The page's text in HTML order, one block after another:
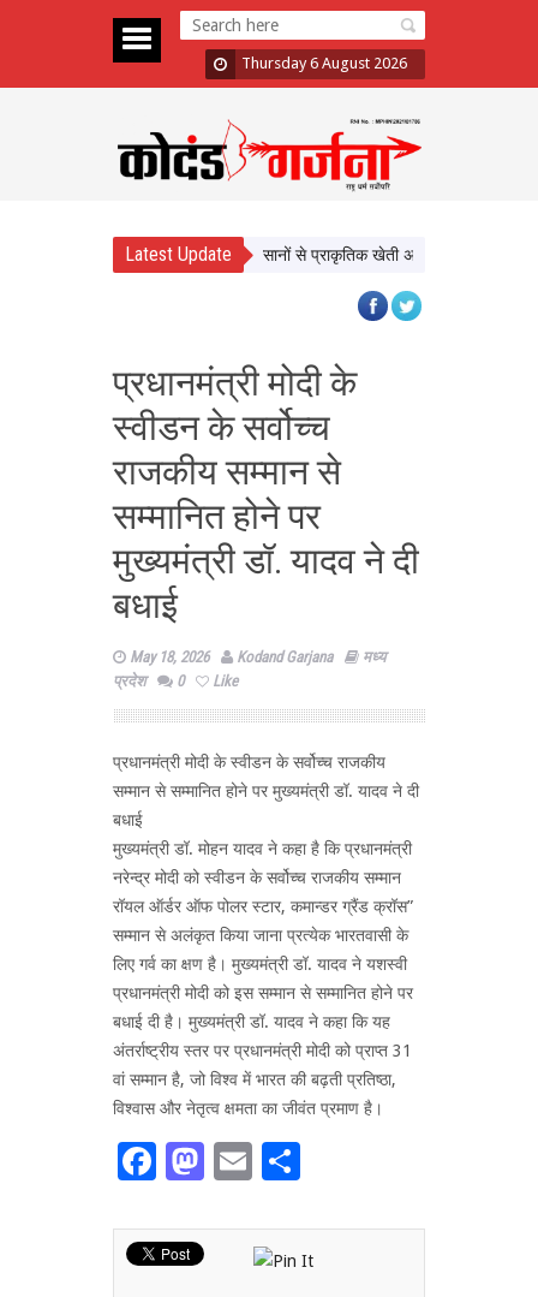
Thursday 6 August 2026
Latest Update
को किया वर्चुअली संबोधित, किसानों से प्राकृतिक खेती अपनाने का किया आह्वान
प्रधानमंत्री मोदी के
स्वीडन के सर्वोच्च
राजकीय सम्मान से
सम्मानित होने पर
मुख्यमंत्री डॉ. यादव ने दी
बधाई
May 18, 2026 Kodand Garjana
मध्य
प्रदेश
0 Like
प्रधानमंत्री मोदी के स्वीडन के सर्वोच्च राजकीय
सम्मान से सम्मानित होने पर मुख्यमंत्री डॉ. यादव ने दी
बधाई
मुख्यमंत्री डॉ. मोहन यादव ने कहा है कि प्रधानमंत्री
नरेन्द्र मोदी को स्वीडन के सर्वोच्च राजकीय सम्मान
रॉयल ऑर्डर ऑफ पोलर स्टार, कमान्डर ग्रैंड क्रॉस”
सम्मान से अलंकृत किया जाना प्रत्येक भारतवासी के
लिए गर्व का क्षण है। मुख्यमंत्री डॉ. यादव ने यशस्वी
प्रधानमंत्री मोदी को इस सम्मान से सम्मानित होने पर
बधाई दी है। मुख्यमंत्री डॉ. यादव ने कहा कि यह
अंतर्राष्ट्रीय स्तर पर प्रधानमंत्री मोदी को प्राप्त 31
वां सम्मान है, जो विश्व में भारत की बढ़ती प्रतिष्ठा,
विश्वास और नेतृत्व क्षमता का जीवंत प्रमाण है।
Facebook
Mastodon
Email